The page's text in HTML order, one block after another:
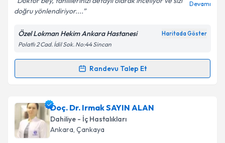
Kişisel verilerimin işlenmesine ilişkin
Aydınlatma
Metni'ni okudum ve kişisel verilerimin belirtilen
kapsamda işlenmesini kabul ediyorum.
doğru yönlendiriyor....
Devamı
Özel Lokman Hekim Ankara Hastanesi Haritada Göster
Polatlı 2 Cad. İdil Sok. No:44 Sincan
Randevu Talep Et
Randevu Takvimi Talebi
Prof. Dr. Ali Koşariçin randevu takvimi talebi
oluşturun. Size bu uzmandan randevu almanız için bir
takvim hazırlandığında e-posta ile bilgilendireceğiz.
Doç. Dr. Irmak SAYIN ALAN
Dahiliye - İç Hastalıkları
Ankara, Çankaya